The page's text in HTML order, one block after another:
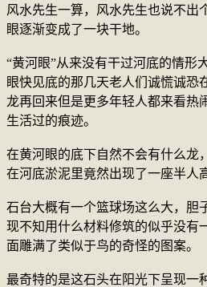
风水先生一算，风水先生也说不出
眼逐渐变成了一块干地。
“黄河眼”从来没有干过河底的情形
眼快见底的那几天老人们诚慌诚恐
龙再回来但是更多年轻人都来看热
生活过的痕迹。
在黄河眼的底下自然不会有什么龙
在河底淤泥里竟然出现了一座半人
石台大概有一个篮球场这么大，胆
现不知用什么材料修筑的似乎没有
面雕满了类似于鸟的奇怪的图案。
最奇特的是这石头在阳光下呈现一